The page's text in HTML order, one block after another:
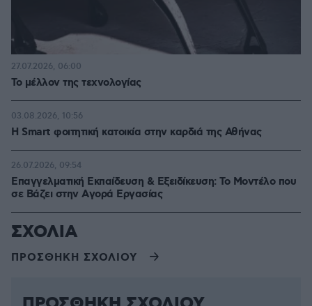
Το μέλλον της τεχνολογίας
27.07.2026, 06:00
Η Smart φοιτητική κατοικία στην καρδιά της Αθήνας
03.08.2026, 10:56
Επαγγελματική Εκπαίδευση & Εξειδίκευση: Το Mοντέλο που
σε Bάζει στην Aγορά Eργασίας
26.07.2026, 09:54
ΣΧΟΛΙΑ
ΠΡΟΣΘΗΚΗ ΣΧΟΛΙΟΥ